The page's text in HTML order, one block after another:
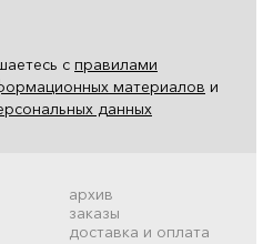
с правилами
материалов и
данных
архив
заказы
доставка и оплата